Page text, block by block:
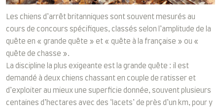
Les chiens d’arrêt britanniques sont souvent mesurés au
cours de concours spécifiques, classés selon l’amplitude de la
quête en « grande quête » et « quête à la française » ou «
quête de chasse ».
La discipline la plus exigeante est la grande quête : il est
demandé à deux chiens chassant en couple de ratisser et
d’exploiter au mieux une superficie donnée, souvent plusieurs
centaines d’hectares avec des ‘lacets’ de près d’un km, pour y